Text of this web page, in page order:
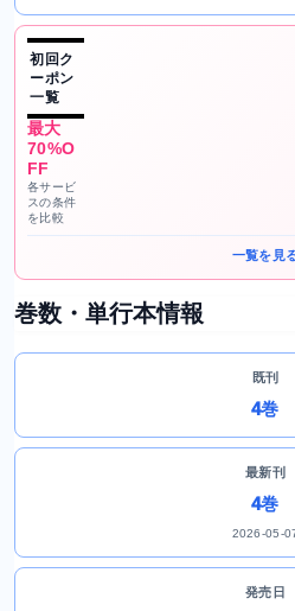
初回ク
ーポン
一覧
最大
70%O
FF
各サービ
スの条件
を比較
一覧を見
巻数・単行本情報
既刊
4巻
最新刊
4巻
2026-05-
発売日